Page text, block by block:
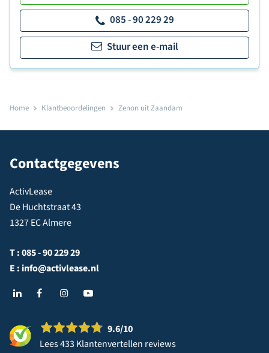
085 - 90 229 29
Stuur een e-mail
Home Klantbeoordelingen Zenon uit Zaandam
Contactgegevens
ActivLease
De Huchtstraat 43
1327 EC Almere
T :085 - 90 229 29
E : info@activlease.nl
9.6/10
Lees 433 Klantenvertellen reviews